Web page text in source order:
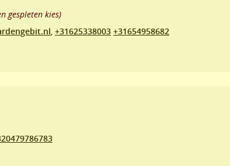
gespleten kies)
+31625338003 +31654958682